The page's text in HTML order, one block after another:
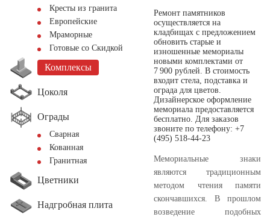
Кресты из гранита
Европейские
Мраморные
Готовые со Скидкой
Комплексы
Цоколя
Ограды
Сварная
Кованная
Гранитная
Цветники
Надгробная плита
Ремонт памятников
осуществляется на
кладбищах с предложением
обновить старые и
изношенные мемориалы
новыми комплектами от
7 900 рублей. В стоимость
входит стела, подставка и
ограда для цветов.
Дизайнерское оформление
мемориала предоставляется
бесплатно. Для заказов
звоните по телефону: +7
(495) 518-44-23
Мемориальные знаки
являются традиционным
методом чтения памяти
скончавшихся. В прошлом
возведение подобных